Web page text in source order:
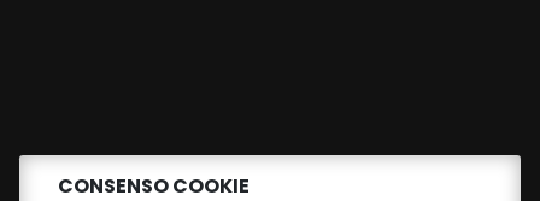
CONSENSO COOKIE